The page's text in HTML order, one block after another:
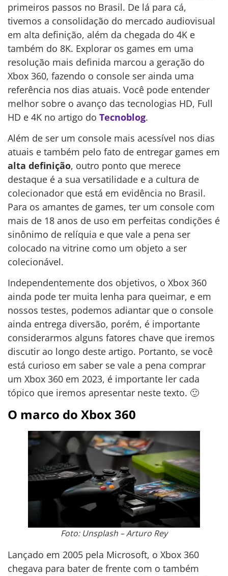
primeiros passos no Brasil. De lá para cá,
tivemos a consolidação do mercado audiovisual
em alta definição, além da chegada do 4K e
também do 8K. Explorar os games em uma
resolução mais definida marcou a geração do
Xbox 360, fazendo o console ser ainda uma
referência nos dias atuais. Você pode entender
melhor sobre o avanço das tecnologias HD, Full
HD e 4K no artigo do Tecnoblog.
Além de ser um console mais acessível nos dias
atuais e também pelo fato de entregar games em
alta definição, outro ponto que merece
destaque é a sua versatilidade e a cultura de
colecionador que está em evidência no Brasil.
Para os amantes de games, ter um console com
mais de 18 anos de uso em perfeitas condições é
sinônimo de relíquia e que vale a pena ser
colocado na vitrine como um objeto a ser
colecionável.
Independentemente dos objetivos, o Xbox 360
ainda pode ter muita lenha para queimar, e em
nossos testes, podemos adiantar que o console
ainda entrega diversão, porém, é importante
considerarmos alguns fatores chave que iremos
discutir ao longo deste artigo. Portanto, se você
está curioso em saber se vale a pena comprar
um Xbox 360 em 2023, é importante ler cada
tópico que iremos apresentar neste texto. 🙂
O marco do Xbox 360
Foto: Unsplash – Arturo Rey
Lançado em 2005 pela Microsoft, o Xbox 360
chegava para bater de frente com o também